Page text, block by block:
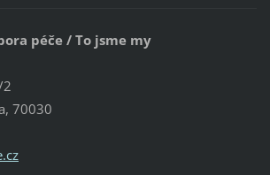
péče / To jsme my
70030
.cz